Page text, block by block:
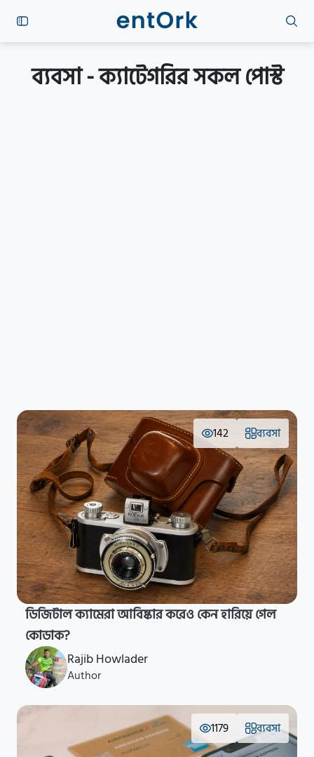
ব্যবসা - ক্যাটেগরির সকল পোস্ট
142 ব্যবসা
ডিজিটাল ক্যামেরা আবিষ্কার করেও কেন হারিয়ে গেল
কোডাক?
Rajib Howlader
Author
1179 ব্যবসা